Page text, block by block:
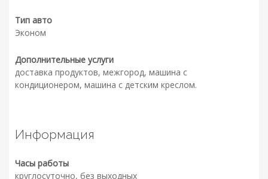
Тип авто
Эконом
Дополнительные услуги
доставка продуктов, межгород, машина с
кондиционером, машина с детским креслом.
Информация
Часы работы
круглосуточно, без выходных